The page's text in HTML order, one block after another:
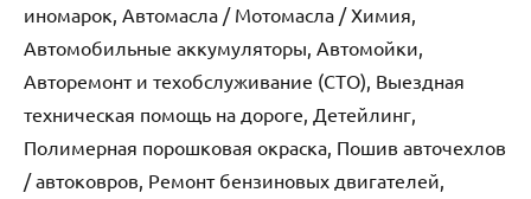
иномарок, Автомасла / Мотомасла / Химия,
Автомобильные аккумуляторы, Автомойки,
Авторемонт и техобслуживание (СТО), Выездная
техническая помощь на дороге, Детейлинг,
Полимерная порошковая окраска, Пошив авточехлов
/ автоковров, Ремонт бензиновых двигателей,